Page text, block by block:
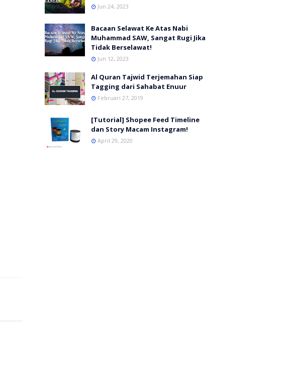
Jun 24, 2023
Bacaan Selawat Ke Atas Nabi
Muhammad SAW, Sangat Rugi Jika
Tidak Berselawat!
Jun 12, 2023
Al Quran Tajwid Terjemahan Siap
Tagging dari Sahabat Enuur
Februari 27, 2019
[Tutorial] Shopee Feed Timeline
dan Story Macam Instagram!
April 29, 2020